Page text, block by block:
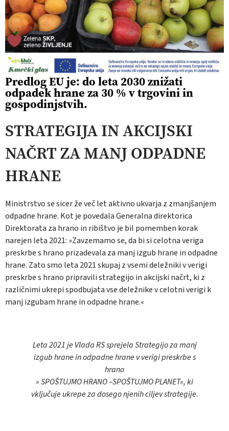
Predlog EU je: do leta 2030 znižati
odpadek hrane za 30 % v trgovini in
gospodinjstvih.
STRATEGIJA IN AKCIJSKI
NAČRT ZA MANJ ODPADNE
HRANE
Ministrstvo se sicer že več let aktivno ukvarja z zmanjšanjem
odpadne hrane. Kot je povedala Generalna direktorica
Direktorata za hrano in ribištvo je bil pomemben korak
narejen leta 2021: »Zavzemamo se, da bi si celotna veriga
preskrbe s hrano prizadevala za manj izgub hrane in odpadne
hrane. Zato smo leta 2021 skupaj z vsemi deležniki v verigi
preskrbe s hrano pripravili strategijo in akcijski načrt, ki z
različnimi ukrepi spodbujata vse deležnike v celotni verigi k
manj izgubam hrane in odpadne hrane.«
Leta 2021 je Vlada RS sprejela Strategijo za manj
izgub hrane in odpadne hrane v verigi preskrbe s
hrano
» SPOŠTUJMO HRANO –SPOŠTUJMO PLANET«, ki
vključuje ukrepe za dosego njenih ciljev strategije.